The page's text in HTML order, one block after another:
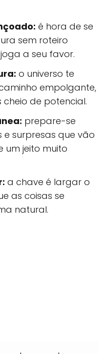
é hora de se
sem roteiro
a seu favor.
o universo te
empolgante,
de potencial.
prepare-se
surpresas que vão
um jeito muito
a chave é largar o
as coisas se
natural.